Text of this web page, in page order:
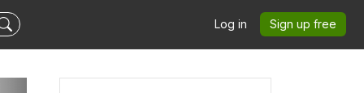
Log in Sign up free